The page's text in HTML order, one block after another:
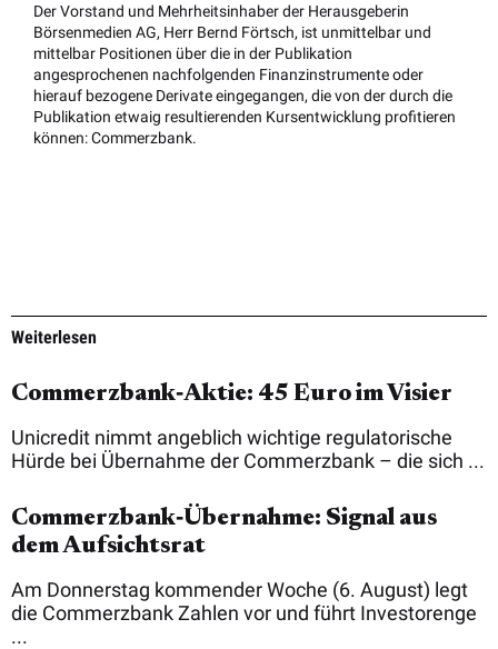
Der Vorstand und Mehrheitsinhaber der Herausgeberin
Börsenmedien AG, Herr Bernd Förtsch, ist unmittelbar und
mittelbar Positionen über die in der Publikation
angesprochenen nachfolgenden Finanzinstrumente oder
hierauf bezogene Derivate eingegangen, die von der durch die
Publikation etwaig resultierenden Kursentwicklung profitieren
können: Commerzbank.
Weiterlesen
Commerzbank‑Aktie: 45 Euro im Visier
Unicredit nimmt angeblich wichtige regulatorische
Hürde bei Übernahme der Commerzbank – die sich ...
Commerzbank‑Übernahme: Signal aus
dem Aufsichtsrat
Am Donnerstag kommender Woche (6. August) legt
die Commerzbank Zahlen vor und führt Investorenge
...